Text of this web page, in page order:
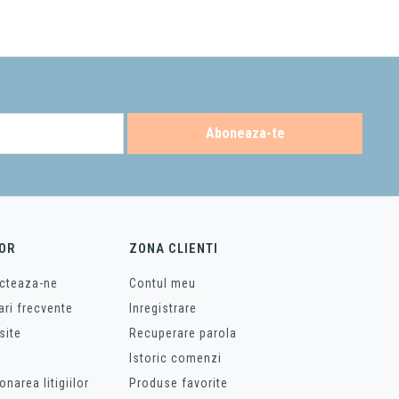
Aboneaza-te
ne
frecvente
litigiilor
ZONA CLIENTI
Contul meu
Inregistrare
Recuperare parola
Istoric comenzi
Produse favorite